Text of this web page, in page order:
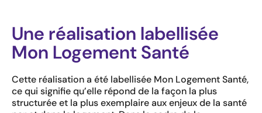
Une réalisation labellisée
Mon Logement Santé
Cette réalisation a été labellisée Mon Logement Santé,
ce qui signifie qu’elle répond de la façon la plus
structurée et la plus exemplaire aux enjeux de la santé